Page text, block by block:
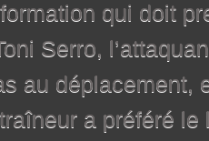
qui doit
Serro,
au déplacement,
a préféré